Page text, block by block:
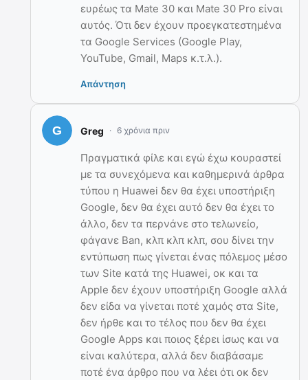
ευρέως τα Mate 30 και Mate 30 Pro είναι
αυτός. Ότι δεν έχουν προεγκατεστημένα
τα Google Services (Google Play,
YouTube, Gmail, Maps κ.τ.λ.).
Απάντηση
Greg 6 χρόνια πριν
Πραγματικά φίλε και εγώ έχω κουραστεί
με τα συνεχόμενα και καθημερινά άρθρα
τύπου η Huawei δεν θα έχει υποστήριξη
Google, δεν θα έχει αυτό δεν θα έχει το
άλλο, δεν τα περνάνε στο τελωνείο,
φάγανε Ban, κλπ κλπ κλπ, σου δίνει την
εντύπωση πως γίνεται ένας πόλεμος μέσο
των Site κατά της Huawei, οκ και τα
Apple δεν έχουν υποστήριξη Google αλλά
δεν είδα να γίνεται ποτέ χαμός στα Site,
δεν ήρθε και το τέλος που δεν θα έχει
Google Apps και ποιος ξέρει ίσως και να
είναι καλύτερα, αλλά δεν διαβάσαμε
ποτέ ένα άρθρο που να λέει ότι οκ δεν